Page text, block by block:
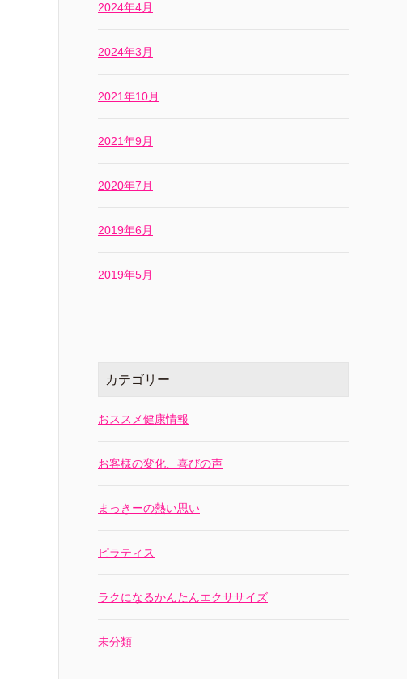
2024年4月
2024年3月
2021年10月
2021年9月
2020年7月
2019年6月
2019年5月
カテゴリー
おススメ健康情報
お客様の変化、喜びの声
まっきーの熱い思い
ピラティス
ラクになるかんたんエクササイズ
未分類